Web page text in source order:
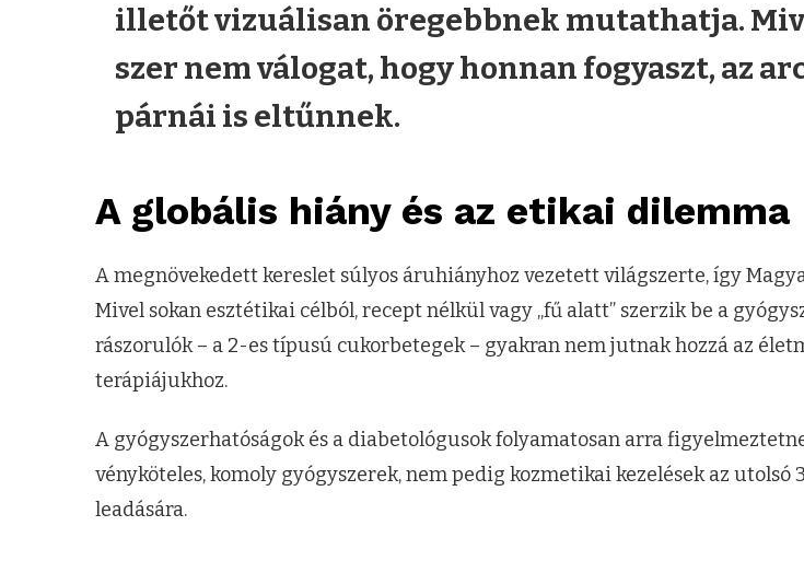
illetőt vizuálisan öregebbnek mutathatja.
szer nem válogat, hogy honnan fogyaszt, az
párnái is eltűnnek.
A globális hiány és az etikai dilemma
A megnövekedett kereslet súlyos áruhiányhoz vezetett világszerte, így
Mivel sokan esztétikai célból, recept nélkül vagy „fű alatt” szerzik be a
rászorulók – a 2-es típusú cukorbetegek – gyakran nem jutnak hozzá az
terápiájukhoz.
A gyógyszerhatóságok és a diabetológusok folyamatosan arra
vényköteles, komoly gyógyszerek, nem pedig kozmetikai kezelések az utolsó
leadására.